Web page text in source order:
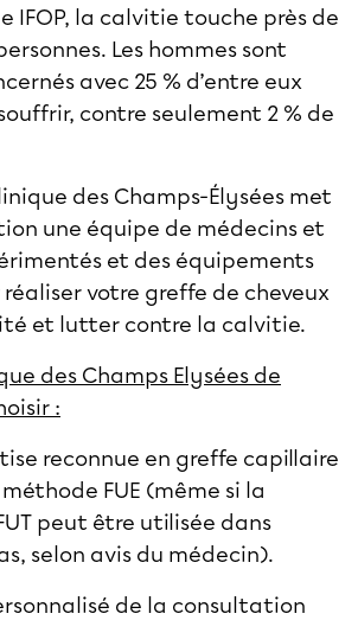
IFOP, la calvitie touche près de
Les hommes sont
avec 25 % d’entre eux
contre seulement 2 % de
des Champs-Élysées met
une équipe de médecins et
et des équipements
votre greffe de cheveux
et lutter contre la calvitie.
des Champs Elysées de
:
reconnue en greffe capillaire
FUE (même si la
peut être utilisée dans
selon avis du médecin).
de la consultation